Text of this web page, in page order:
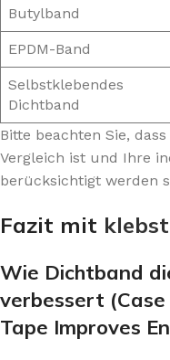
Butylband
EPDM-Band
Selbstklebendes
Dichtband
Bitte beachten Sie,
Vergleich ist und Ihre
berücksichtigt werden
Fazit mit
Wie Dichtband
verbessert
Tape Improves